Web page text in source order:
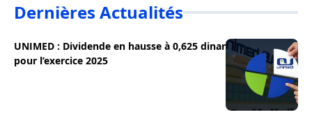
Dernières Actualités
UNIMED : Dividende en hausse à 0,625 dinar
pour l’exercice 2025